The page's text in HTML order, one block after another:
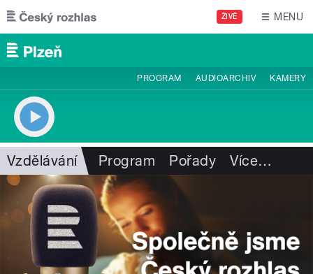
Přejít k hlavnímu obsahu
ŽIVĚ MENU
PROGRAM AUDIOARCHIV KAMERY
Vzdělávání Program Pořady Více…